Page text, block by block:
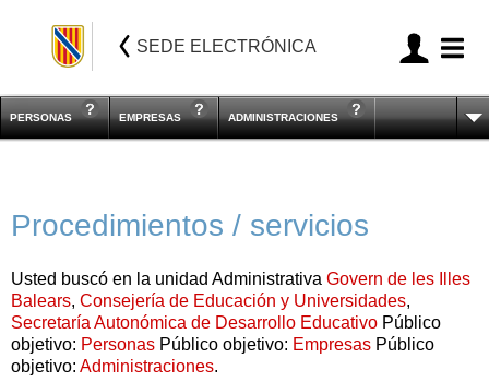
SEDE ELECTRÓNICA
PERSONAS EMPRESAS ADMINISTRACIONES
Procedimientos / servicios
Usted buscó en la unidad Administrativa Govern de les Illes
Balears, Consejería de Educación y Universidades,
Secretaría Autonómica de Desarrollo Educativo Público
objetivo: Personas Público objetivo: Empresas Público
objetivo: Administraciones.